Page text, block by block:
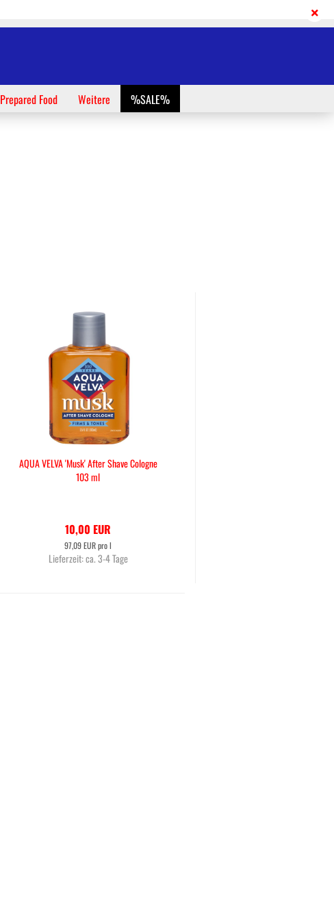
Prepared Food %SALE%
Weitere
AQUA VELVA 'Musk' After Shave Cologne
103 ml
10,00 EUR
97,09 EUR pro l
Lieferzeit:ca. 3-4 Tage